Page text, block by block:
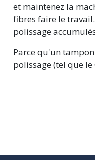
et maintenez la
fibres faire le
polissage
Parce qu'un
polissage (tel que